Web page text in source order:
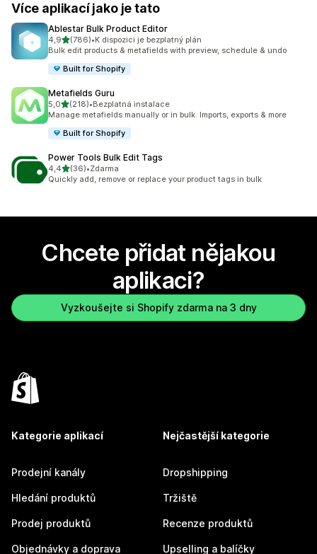
Více aplikací jako je tato
Ablestar Bulk Product Editor
4,9z 5 hvězd
(786)
Celkový počet recenzí: 786
•K dispozici je bezplatný plán
Bulk edit products & metafields with preview, schedule & undo
Built for Shopify
Metafields Guru
5,0z 5 hvězd
(218)
Celkový počet recenzí: 218
•Bezplatná instalace
Manage metafields manually or in bulk. Imports, exports & more
Built for Shopify
Power Tools Bulk Edit Tags
4,4z 5 hvězd
(36)
Celkový počet recenzí: 36
•Zdarma
Quickly add, remove or replace your product tags in bulk
Chcete přidat nějakou
aplikaci?
Vyzkoušejte si Shopify zdarma na 3 dny
Kategorie aplikací
Prodejní kanály
Hledání produktů
Prodej produktů
Objednávky a doprava
Nejčastější kategorie
Dropshipping
Tržiště
Recenze produktů
Upselling a balíčky